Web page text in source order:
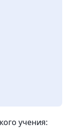
учения: